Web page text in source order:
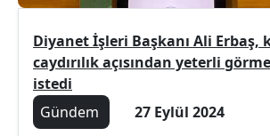
Diyanet İşleri Başkanı Ali Erbaş,
caydırılık açısından yeterli
istedi
Gündem
27 Eylül 2024